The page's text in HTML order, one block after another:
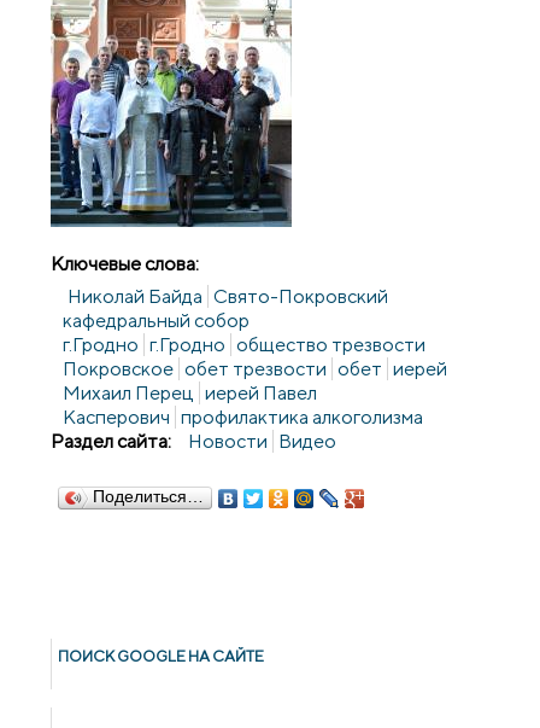
Ключевые слова:
Николай Байда Свято-Покровский
кафедральный собор
г.Гродно г.Гродно общество трезвости
Покровское обет трезвости обет иерей
Михаил Перец иерей Павел
Касперович профилактика алкоголизма
Раздел сайта:
Новости Видео
Поделиться…
ПОИСК GOОGLE НА САЙТЕ